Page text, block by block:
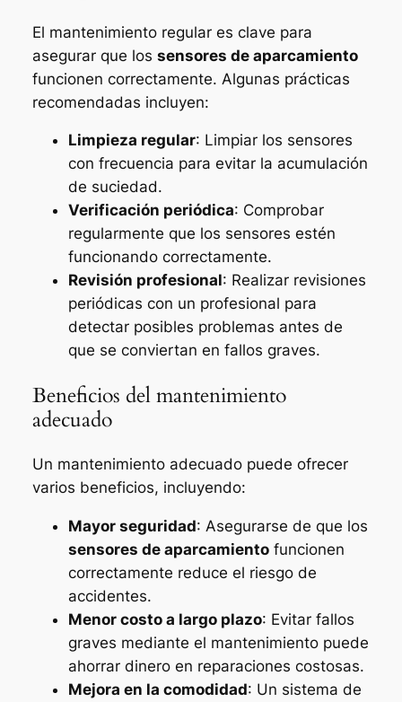
El mantenimiento regular es clave para
asegurar que los sensores de aparcamiento
funcionen correctamente. Algunas prácticas
recomendadas incluyen:
Limpieza regular: Limpiar los sensores
con frecuencia para evitar la acumulación
de suciedad.
Verificación periódica: Comprobar
regularmente que los sensores estén
funcionando correctamente.
Revisión profesional: Realizar revisiones
periódicas con un profesional para
detectar posibles problemas antes de
que se conviertan en fallos graves.
Beneficios del mantenimiento
adecuado
Un mantenimiento adecuado puede ofrecer
varios beneficios, incluyendo:
Mayor seguridad: Asegurarse de que los
sensores de aparcamientofuncionen
correctamente reduce el riesgo de
accidentes.
Menor costo a largo plazo: Evitar fallos
graves mediante el mantenimiento puede
ahorrar dinero en reparaciones costosas.
Mejora en la comodidad: Un sistema de